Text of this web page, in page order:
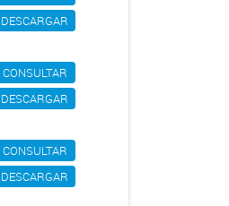
DESCARGAR
CONSULTAR
DESCARGAR
CONSULTAR
DESCARGAR